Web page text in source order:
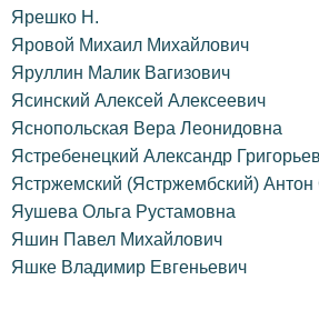
Ярешко Н.
Яровой Михаил Михайлович
Яруллин Малик Вагизович
Ясинский Алексей Алексеевич
Яснопольская Вера Леонидовна
Ястребенецкий Александр
Ястржемский (Ястржембский) Антон
Яушева Ольга Рустамовна
Яшин Павел Михайлович
Яшке Владимир Евгеньевич